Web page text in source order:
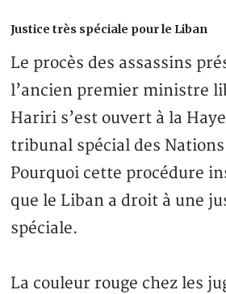
Justice très spéciale pour le Liban
Le procès des assassins
l’ancien premier ministre
Hariri s’est ouvert à la
tribunal spécial des
Pourquoi cette procédure
que le Liban a droit à une
spéciale.
La couleur rouge chez les